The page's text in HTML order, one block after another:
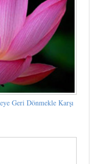
Geri Dönmekle Karşı